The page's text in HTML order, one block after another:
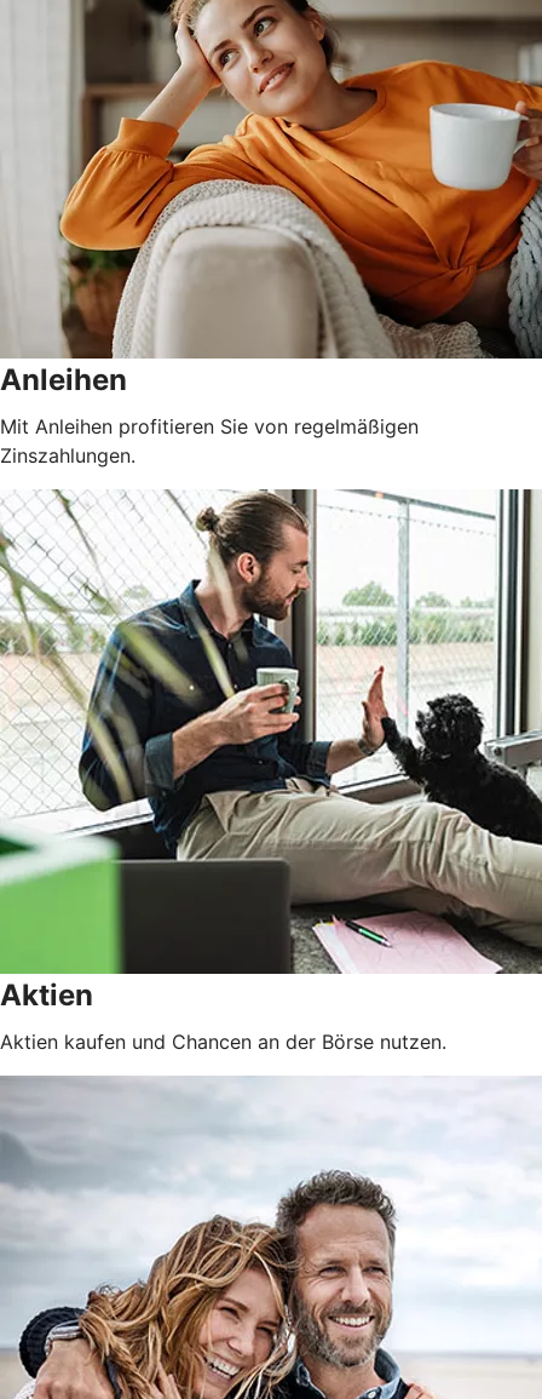
Anleihen
Mit Anleihen profitieren Sie von regelmäßigen
Zinszahlungen.
Aktien
Aktien kaufen und Chancen an der Börse nutzen.